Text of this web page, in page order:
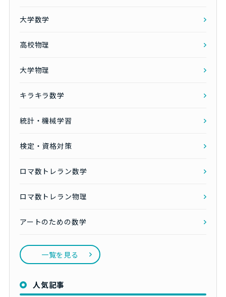
大学数学
高校物理
大学物理
キラキラ数学
統計・機械学習
検定・資格対策
ロマ数トレラン数学
ロマ数トレラン物理
アートのための数学
一覧を見る
人気記事